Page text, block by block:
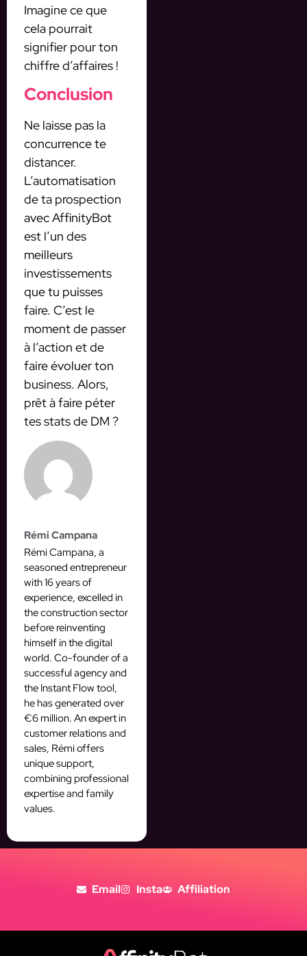
Imagine ce que
cela pourrait
signifier pour ton
chiffre d’affaires !
Conclusion
Ne laisse pas la
concurrence te
distancer.
L’automatisation
de ta prospection
avec AffinityBot
est l’un des
meilleurs
investissements
que tu puisses
faire. C’est le
moment de passer
à l’action et de
faire évoluer ton
business. Alors,
prêt à faire péter
tes stats de DM ?
Rémi Campana
Rémi Campana, a
seasoned entrepreneur
with 16 years of
experience, excelled in
the construction sector
before reinventing
himself in the digital
world. Co-founder of a
successful agency and
the Instant Flow tool,
he has generated over
€6 million. An expert in
customer relations and
sales, Rémi offers
unique support,
combining professional
expertise and family
values.
Email Insta Affiliation